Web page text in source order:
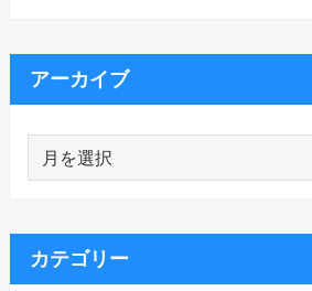
アーカイブ
イ
ブ
カテゴリー